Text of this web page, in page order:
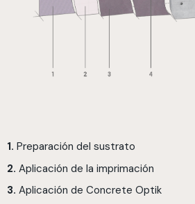
1. Preparación del sustrato
2. Aplicación de la imprimación
3. Aplicación de Concrete Optik